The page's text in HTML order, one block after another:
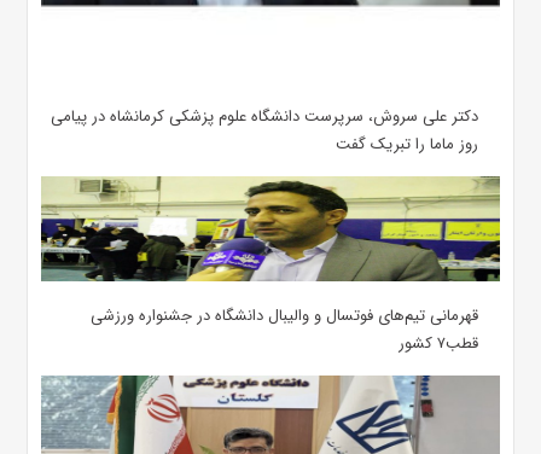
دکتر علی سروش، سرپرست دانشگاه علوم پزشکی کرمانشاه در پیامی
روز ماما را تبریک گفت
قهرمانی تیم‌های فوتسال و والیبال دانشگاه در جشنواره ورزشی
قطب۷ کشور